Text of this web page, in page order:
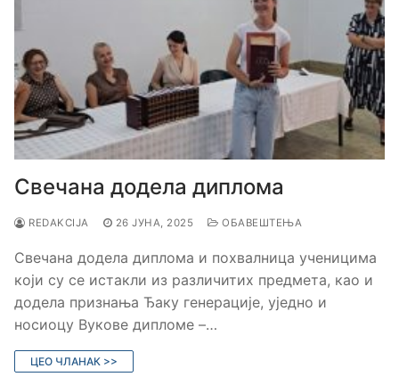
Свечана додела диплома
REDAKCIJA 26 ЈУНА, 2025 ОБАВЕШТЕЊА
Свечана додела диплома и похвалница ученицима
који су се истакли из различитих предмета, као и
додела признања Ђаку генерације, уједно и
носиоцу Вукове дипломе –…
ЦЕО ЧЛАНАК >>